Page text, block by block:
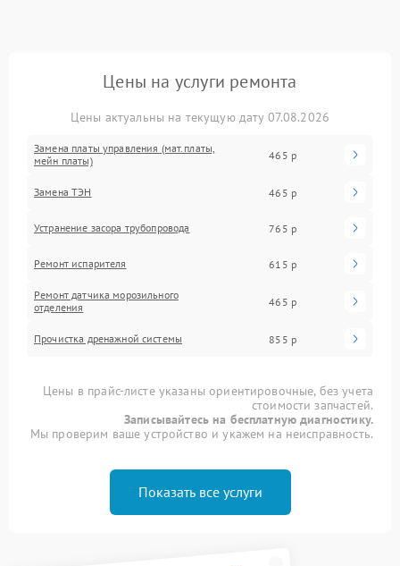
Цены на услуги ремонта
Цены актуальны на текущую дату 07.08.2026
Замена платы управления (мат.платы,
мейн платы)
465 р
Замена ТЭН 465 р
Устранение засора трубопровода 765 р
Ремонт испарителя 615 р
Ремонт датчика морозильного
отделения
465 р
Прочистка дренажной системы 855 р
Цены в прайс-листе указаны ориентировочные, без учета
стоимости запчастей.
Записывайтесь на бесплатную диагностику.
Мы проверим ваше устройство и укажем на неисправность.
Показать все услуги